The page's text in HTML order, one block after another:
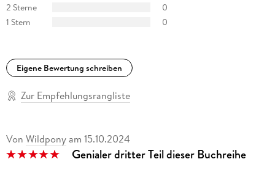
2 Sterne
0
1 Stern
0
Eigene Bewertung schreiben
Zur Empfehlungsrangliste
Von Wildpony am 15.10.2024
Genialer dritter Teil dieser Buchreihe